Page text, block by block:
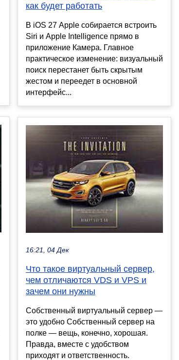
как будет работать
В iOS 27 Apple собирается встроить
Siri и Apple Intelligence прямо в
приложение Камера. Главное
практическое изменение: визуальный
поиск перестанет быть скрытым
жестом и переедет в основной
интерфейс...
16:21, 04 Дек
Что такое виртуальный сервер,
чем отличаются VDS и VPS и
зачем они нужны
Собственный виртуальный сервер —
это удобно Собственный сервер на
полке — вещь, конечно, хорошая.
Правда, вместе с удобством
приходят и ответственность.